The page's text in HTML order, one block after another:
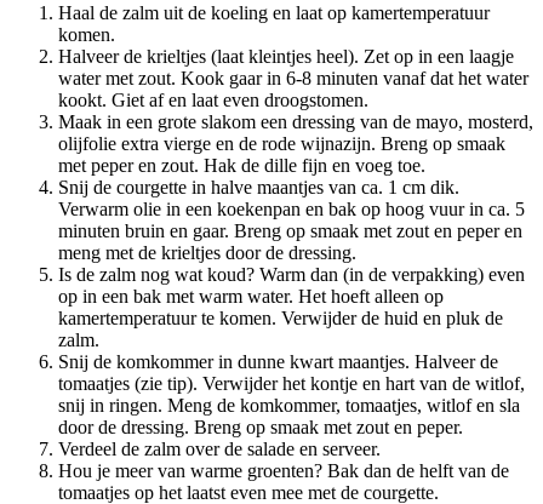
Haal de zalm uit de koeling en laat op kamertemperatuur
komen.
Halveer de krieltjes (laat kleintjes heel). Zet op in een laagje
water met zout. Kook gaar in 6-8 minuten vanaf dat het water
kookt. Giet af en laat even droogstomen.
Maak in een grote slakom een dressing van de mayo, mosterd,
olijfolie extra vierge en de rode wijnazijn. Breng op smaak
met peper en zout. Hak de dille fijn en voeg toe.
Snij de courgette in halve maantjes van ca. 1 cm dik.
Verwarm olie in een koekenpan en bak op hoog vuur in ca. 5
minuten bruin en gaar. Breng op smaak met zout en peper en
meng met de krieltjes door de dressing.
Is de zalm nog wat koud? Warm dan (in de verpakking) even
op in een bak met warm water. Het hoeft alleen op
kamertemperatuur te komen. Verwijder de huid en pluk de
zalm.
Snij de komkommer in dunne kwart maantjes. Halveer de
tomaatjes (zie tip). Verwijder het kontje en hart van de witlof,
snij in ringen. Meng de komkommer, tomaatjes, witlof en sla
door de dressing. Breng op smaak met zout en peper.
Verdeel de zalm over de salade en serveer.
Hou je meer van warme groenten? Bak dan de helft van de
tomaatjes op het laatst even mee met de courgette.